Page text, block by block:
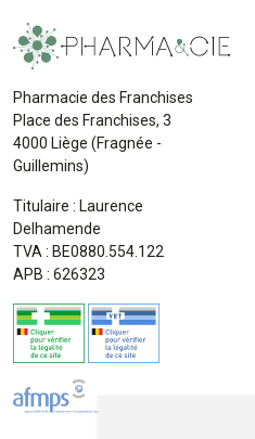
Pharmacie des Franchises
Place des Franchises, 3
4000 Liège (Fragnée -
Guillemins)
Titulaire : Laurence
Delhamende
TVA : BE0880.554.122
APB : 626323